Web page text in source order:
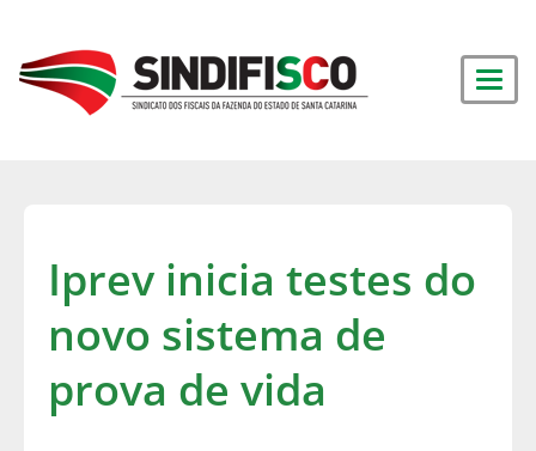
Iprev inicia testes do
novo sistema de
prova de vida